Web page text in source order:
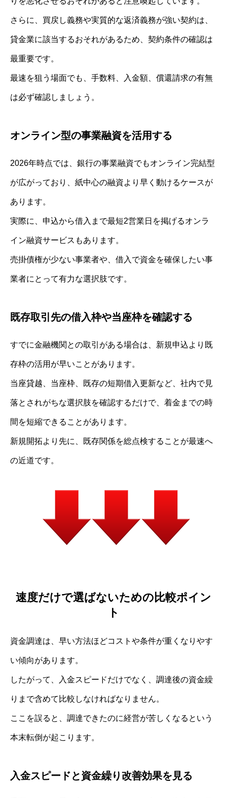
さらに、買戻し義務や実質的な返済義務が強い契約は、
貸金業に該当するおそれがあるため、契約条件の確認は
最重要です。
最速を狙う場面でも、手数料、入金額、償還請求の有無
は必ず確認しましょう。
オンライン型の事業融資を活用する
2026年時点では、銀行の事業融資でもオンライン完結型
が広がっており、紙中心の融資より早く動けるケースが
あります。
実際に、申込から借入まで最短2営業日を掲げるオンラ
イン融資サービスもあります。
売掛債権が少ない事業者や、借入で資金を確保したい事
業者にとって有力な選択肢です。
既存取引先の借入枠や当座枠を確認する
すでに金融機関との取引がある場合は、新規申込より既
存枠の活用が早いことがあります。
当座貸越、当座枠、既存の短期借入更新など、社内で見
落とされがちな選択肢を確認するだけで、着金までの時
間を短縮できることがあります。
新規開拓より先に、既存関係を総点検することが最速へ
の近道です。
速度だけで選ばないための比較ポイン
ト
資金調達は、早い方法ほどコストや条件が重くなりやす
い傾向があります。
したがって、入金スピードだけでなく、調達後の資金繰
りまで含めて比較しなければなりません。
ここを誤ると、調達できたのに経営が苦しくなるという
本末転倒が起こります。
入金スピードと資金繰り改善効果を見る